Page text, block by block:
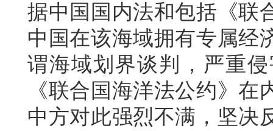
据中国国内法和包括《联
中国在该海域拥有专属经
谓海域划界谈判，严重
《联合国海洋法公约》
中方对此强烈不满，坚决